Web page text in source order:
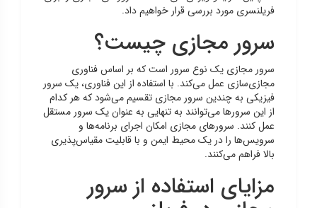
فریلنسری مورد بررسی قرار خواهیم داد.
سرور مجازی چیست؟
سرور مجازی یک نوع سرور است که بر اساس فناوری
مجازی‌سازی عمل می‌کند. با استفاده از این فناوری، یک سرور
فیزیکی به چندین سرور مجازی تقسیم می‌شود که هر کدام
از این سرورها می‌توانند به تنهایی به عنوان یک سرور مستقل
عمل کنند. سرورهای مجازی امکان اجرای برنامه‌ها و
سرویس‌ها را در یک محیط ایمن و با قابلیت مقیاس‌پذیری
بالا فراهم می‌کنند.
مزایای استفاده از سرور